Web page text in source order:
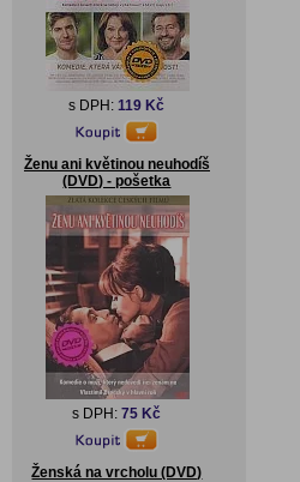
s DPH:119 Kč
Ženu ani květinou neuhodíš
(DVD) - pošetka
s DPH:75 Kč
Ženská na vrcholu (DVD)